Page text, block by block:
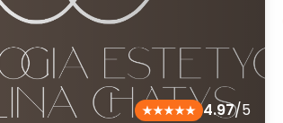
4.97/5